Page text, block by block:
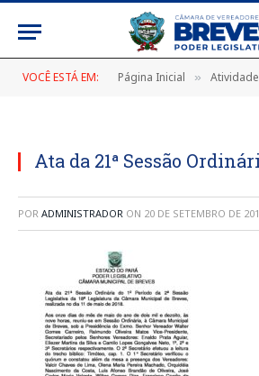
VOCÊ ESTÁ EM: Página Inicial »
Ata da 21ª Sessão
POR ADMINISTRADOR ON 20 DE SETEMBRO DE